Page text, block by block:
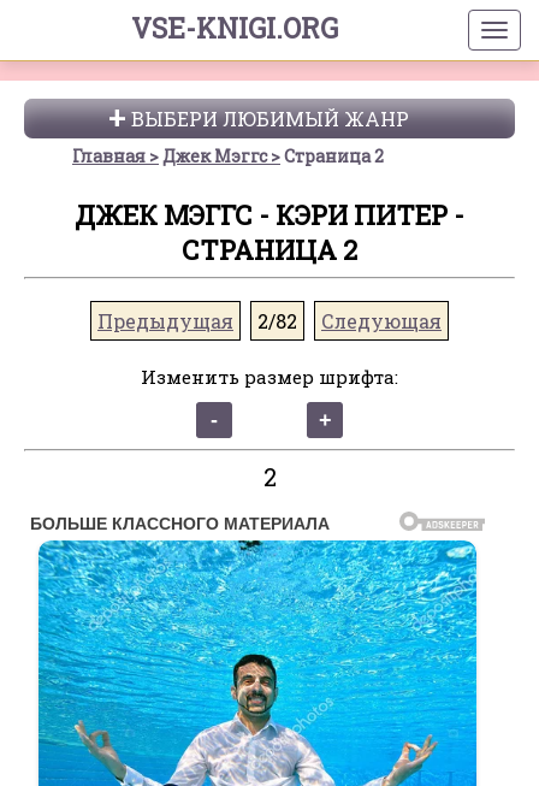
VSE-KNIGI.ORG
ВЫБЕРИ ЛЮБИМЫЙ ЖАНР
Главная Джек Мэггс Страница 2
ДЖЕК МЭГГС - КЭРИ ПИТЕР -
СТРАНИЦА 2
Предыдущая 2/82 Следующая
Изменить размер шрифта:
2